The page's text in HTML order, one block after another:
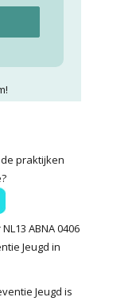
praktijken
ABNA 0406
Jeugd in
Jeugd is